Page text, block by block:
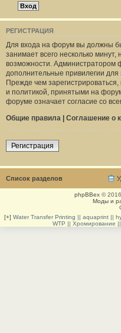
РЕГИСТРАЦИЯ
Для входа на форум вы должны
занимает всего несколько
возможности. Администратором
дополнительные привилегии для
Прежде чем
и политикой, принятыми на
форуме означает согласие со
Общие правила | Соглашение о
Регистрация
Список разделов
phpBBex© 2016
Моды и
[+] Water Transfer Printing || aquaprint ||
WTP || Хромирование